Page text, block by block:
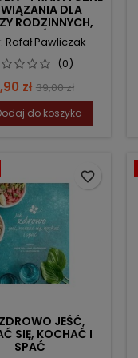
DLA
RODZINNYCH,
I
Rafał Pawliczak
(0)
zł Cena
podstawowa
39,00 zł
do koszyka
JEŚĆ,
SIĘ, KOCHAĆ I
SPAĆ
favorite_border